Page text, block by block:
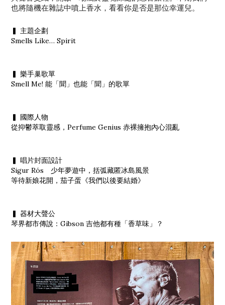
也將隨機在雜誌中噴上香水，看看你是否是那位幸運兒。
▍ 主題企劃
Smells Like… Spirit
▍ 樂手巢歌單
Smell Me! 能「聞」也能「聞」的歌單
▍ 國際人物
從抑鬱萃取靈感，Perfume Genius 赤裸擁抱內心混亂
▍ 唱片封面設計
Sigur Rós 少年夢遊中，括弧藏匿冰島風景
等待新娘花開，茄子蛋《我們以後要結婚》
▍ 器材大聲公
琴界都市傳說：Gibson 吉他都有種「香草味」？